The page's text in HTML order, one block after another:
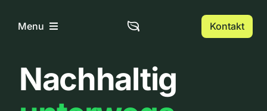
InhaltMenu
Home
Kontakt
Nachhaltig